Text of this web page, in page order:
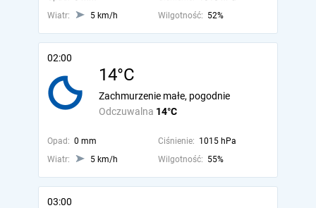
Wiatr:
5 km/h Wilgotność: 52%
02:00
14°C
Odczuwalna 14°C
Zachmurzenie małe, pogodnie
Opad: 0 mm Ciśnienie: 1015 hPa
Wiatr:
5 km/h Wilgotność: 55%
03:00